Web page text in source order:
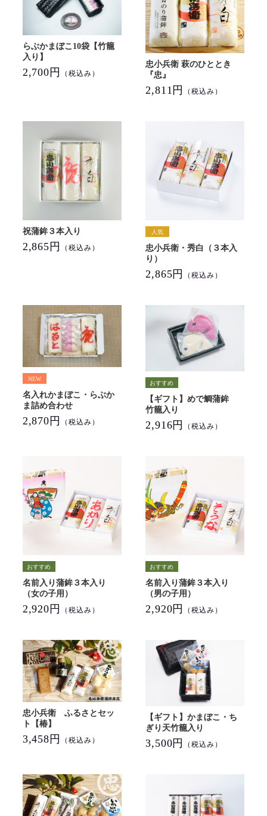
らぶかまぼこ10袋【竹籠
入り】
2,700円 （税込み）
忠小兵衛 萩のひととき
『忠』
2,811円 （税込み）
祝蒲鉾３本入り
2,865円 （税込み）
忠小兵衛・秀白（３本入
り）
2,865円 （税込み）
名入れかまぼこ・らぶか
ま詰め合わせ
2,870円 （税込み）
【ギフト】めで鯛蒲鉾
竹籠入り
2,916円 （税込み）
名前入り蒲鉾３本入り
（女の子用）
2,920円 （税込み）
名前入り蒲鉾３本入り
（男の子用）
2,920円 （税込み）
忠小兵衛 ふるさとセッ
ト【椿】
3,458円 （税込み）
【ギフト】かまぼこ・ち
ぎり天竹籠入り
3,500円 （税込み）